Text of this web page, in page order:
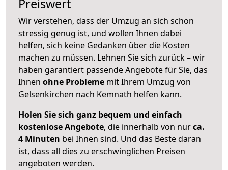
Preiswert
Wir verstehen, dass der Umzug an sich schon
stressig genug ist, und wollen Ihnen dabei
helfen, sich keine Gedanken über die Kosten
machen zu müssen. Lehnen Sie sich zurück – wir
haben garantiert passende Angebote für Sie, das
Ihnen ohne Probleme mit Ihrem Umzug von
Gelsenkirchen nach Kemnath helfen kann.
Holen Sie sich ganz bequem und einfach
kostenlose Angebote, die innerhalb von nurca.
4 Minuten bei Ihnen sind. Und das Beste daran
ist, dass all dies zu erschwinglichen Preisen
angeboten werden.